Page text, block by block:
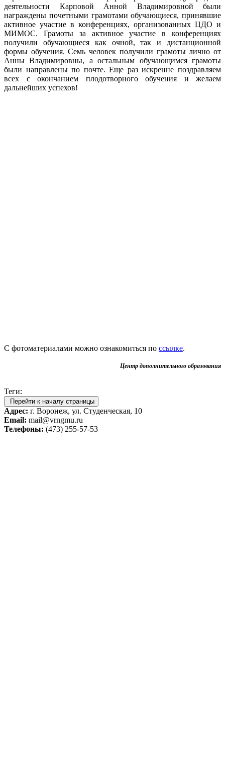
деятельности Карповой Анной Владимировной были
награждены почетными грамотами обучающиеся, принявшие
активное участие в конференциях, организованных ЦДО и
МИМОС. Грамоты за активное участие в конференциях
получили обучающиеся как очной, так и дистанционной
формы обучения. Семь человек получили грамоты лично от
Анны Владимировны, а остальным обучающимся грамоты
были направлены по почте. Еще раз искренне поздравляем
всех с окончанием плодотворного обучения и желаем
дальнейших успехов!
С фотоматериалами можно ознакомиться по ссылке.
Центр дополнительного образования
Теги:
Перейти к началу страницы
Адрес: г. Воронеж, ул. Студенческая, 10
Email: mail@vrngmu.ru
Телефоны: (473) 255-57-53